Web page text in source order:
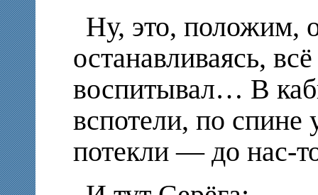
Ну, это, положим,
останавливаясь,
воспитывал… В
вспотели, по спине
потекли — до нас-